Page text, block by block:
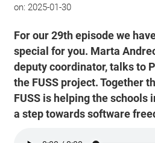
on: 2025-01-30
For our 29th episode we
special for you. Marta
deputy coordinator, talks to
the FUSS project. Together
FUSS is helping the schools
a step towards software